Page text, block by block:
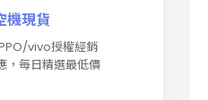
機現貨
vivo授權經銷
，每日精選最低價